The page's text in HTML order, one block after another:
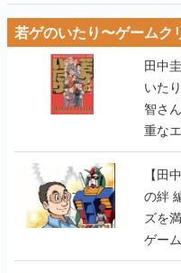
若ゲのいたり〜ゲームク
田中
いた
智さ
重な
【田
の絆
ズを
ゲー
【若